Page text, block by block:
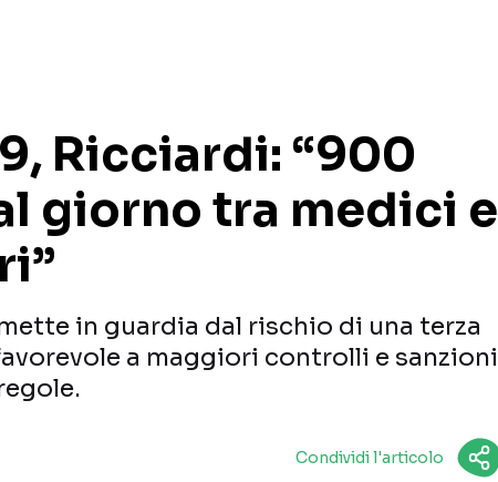
Ricciardi: “900
giorno tra medici e
in guardia dal rischio di una terza
a maggiori controlli e sanzioni
Condividi l'articolo